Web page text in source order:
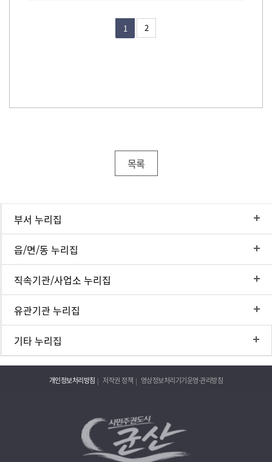
1 2
목록
부서 누리집
읍/면/동 누리집
직속기관/사업소 누리집
유관기관 누리집
기타 누리집
개인정보처리방침 저작권 정책 영상정보처리기기운영·관리방침